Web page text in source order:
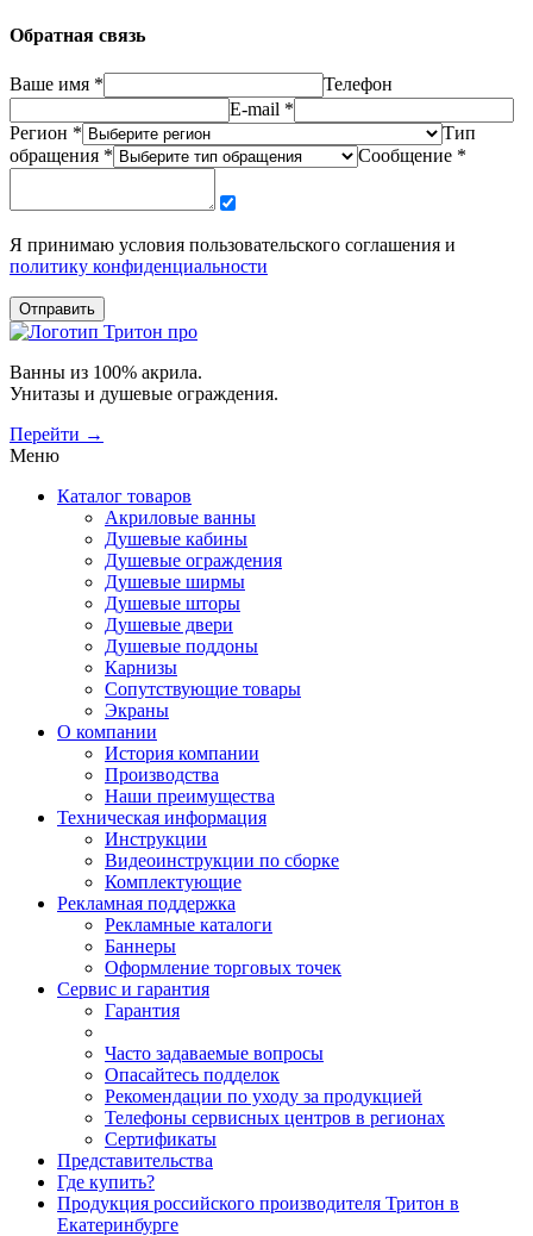
Обратная связь
Ваше имя *
Телефон
E-mail *
Регион *
Тип
обращения *
Сообщение *
Я принимаю условия пользовательского соглашения и
политику конфиденциальности
Отправить
Ванны из 100% акрила.
Унитазы и душевые ограждения.
Перейти →
Меню
Каталог товаров
Акриловые ванны
Душевые кабины
Душевые ограждения
Душевые ширмы
Душевые шторы
Душевые двери
Душевые поддоны
Карнизы
Сопутствующие товары
Экраны
О компании
История компании
Производства
Наши преимущества
Техническая информация
Инструкции
Видеоинструкции по сборке
Комплектующие
Рекламная поддержка
Рекламные каталоги
Баннеры
Оформление торговых точек
Сервис и гарантия
Гарантия
Часто задаваемые вопросы
Опасайтесь подделок
Рекомендации по уходу за продукцией
Телефоны сервисных центров в регионах
Сертификаты
Представительства
Где купить?
Продукция российского производителя Тритон в
Екатеринбурге